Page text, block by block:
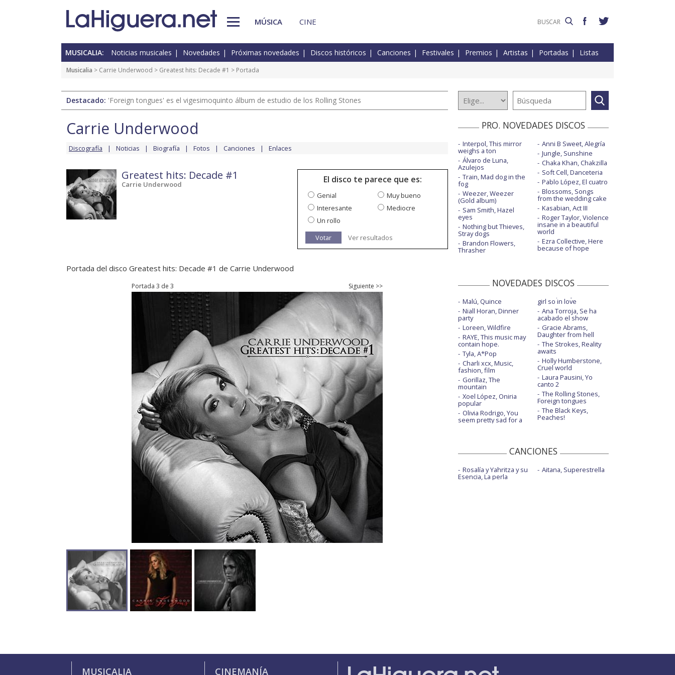
MÚSICA CINE
MUSICALIA: Noticias musicales Novedades Próximas novedades Discos históricos Canciones Festivales Premios Artistas Portadas Listas
Musicalia > Carrie Underwood > Greatest hits: Decade #1 > Portada
Destacado: 'Foreign tongues' es el vigesimoquinto álbum de estudio de los Rolling Stones
Carrie Underwood
Discografía Noticias Biografía Fotos Canciones Enlaces
Greatest hits: Decade #1
Carrie Underwood El disco te parece que es:
Genial
Muy bueno
Interesante
Mediocre
Un rollo
Votar
Ver resultados
Portada del disco Greatest hits: Decade #1 de Carrie Underwood
Portada 3 de 3 Siguiente >>
PRO. NOVEDADES DISCOS
Interpol, This mirror
weighs a ton
Álvaro de Luna,
Azulejos
Train, Mad dog in the
fog
Weezer, Weezer
(Gold album)
Sam Smith, Hazel
eyes
Nothing but Thieves,
Stray dogs
Brandon Flowers,
Thrasher
Anni B Sweet, Alegría
Jungle, Sunshine
Chaka Khan, Chakzilla
Soft Cell, Danceteria
Pablo López, El cuatro
Blossoms, Songs
from the wedding cake
Kasabian, Act III
Roger Taylor, Violence
insane in a beautiful
world
Ezra Collective, Here
because of hope
NOVEDADES DISCOS
Malú, Quince
Niall Horan, Dinner
party
Loreen, Wildfire
RAYE, This music may
contain hope.
Tyla, A*Pop
Charli xcx, Music,
fashion, film
Gorillaz, The
mountain
Xoel López, Oniria
popular
Olivia Rodrigo, You
seem pretty sad for a
girl so in love
Ana Torroja, Se ha
acabado el show
Gracie Abrams,
Daughter from hell
The Strokes, Reality
awaits
Holly Humberstone,
Cruel world
Laura Pausini, Yo
canto 2
The Rolling Stones,
Foreign tongues
The Black Keys,
Peaches!
CANCIONES
Rosalía y Yahritza y su
Esencia, La perla
Aitana, Superestrella
MUSICALIA CINEMANÍA